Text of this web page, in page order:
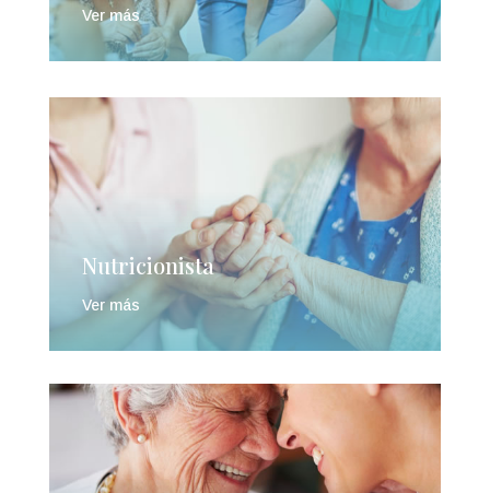
Ver más
Nutricionista
Ver más